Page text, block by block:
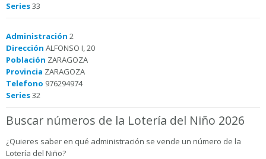
Series33
Administración 2
Dirección ALFONSO I, 20
Población ZARAGOZA
Provincia ZARAGOZA
Telefono 976294974
Series32
Buscar números de la Lotería del Niño 2026
¿Quieres saber en qué administración se vende un número de la
Lotería del Niño?